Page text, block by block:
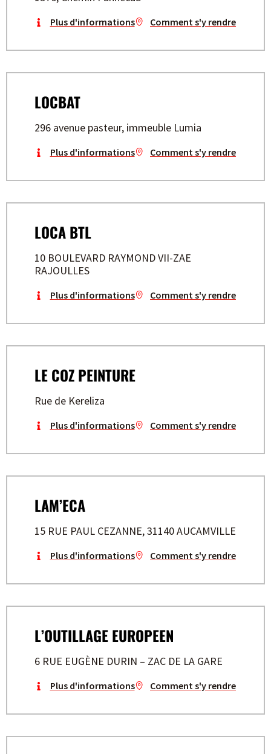
Plus d'informations Comment s'y rendre
LOCBAT
296 avenue pasteur, immeuble Lumia
Plus d'informations Comment s'y rendre
LOCA BTL
10 BOULEVARD RAYMOND VII-ZAE
RAJOULLES
Plus d'informations Comment s'y rendre
LE COZ PEINTURE
Rue de Kereliza
Plus d'informations Comment s'y rendre
LAM’ECA
15 RUE PAUL CEZANNE, 31140 AUCAMVILLE
Plus d'informations Comment s'y rendre
L’OUTILLAGE EUROPEEN
6 RUE EUGÈNE DURIN – ZAC DE LA GARE
Plus d'informations Comment s'y rendre